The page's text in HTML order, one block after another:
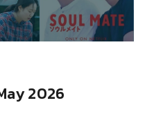
2026